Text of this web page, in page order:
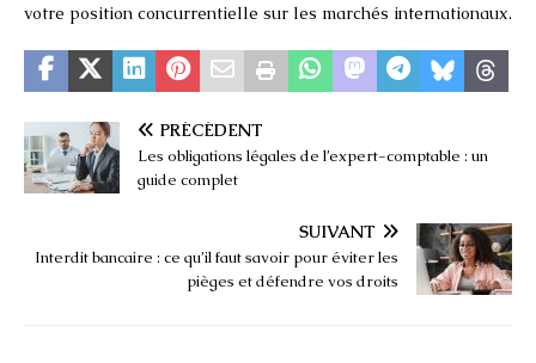
votre position concurrentielle sur les marchés internationaux.
PRÉCÉDENT
Les obligations légales de l’expert-comptable : un
guide complet
SUIVANT
Interdit bancaire : ce qu’il faut savoir pour éviter les
pièges et défendre vos droits